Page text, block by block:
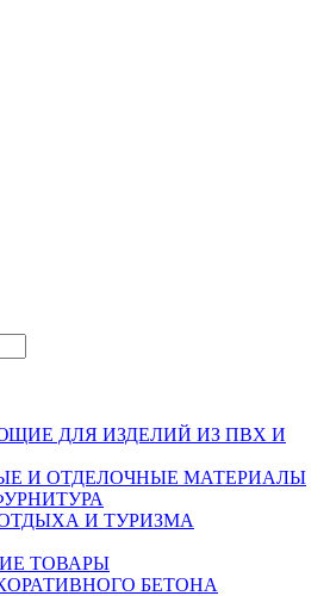
ДЛЯ ИЗДЕЛИЙ ИЗ ПВХ И
И ОТДЕЛОЧНЫЕ МАТЕРИАЛЫ
И ТУРИЗМА
ТОВАРЫ
БЕТОНА